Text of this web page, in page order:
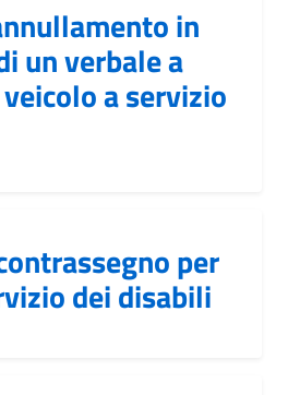
in
un verbale a
a servizio
per
dei disabili